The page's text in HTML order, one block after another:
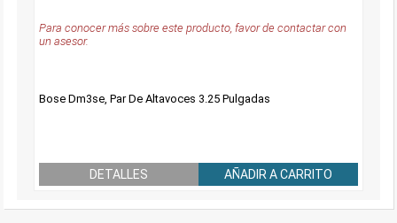
Para conocer más sobre este producto, favor de contactar con
un asesor.
Bose Dm3se, Par De Altavoces 3.25 Pulgadas
DETALLES AÑADIR A CARRITO